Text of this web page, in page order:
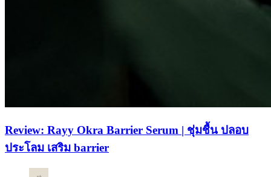
Review: Rayy Okra Barrier Serum | ชุ่มชื้น ปลอบ
ประโลม เสริม barrier